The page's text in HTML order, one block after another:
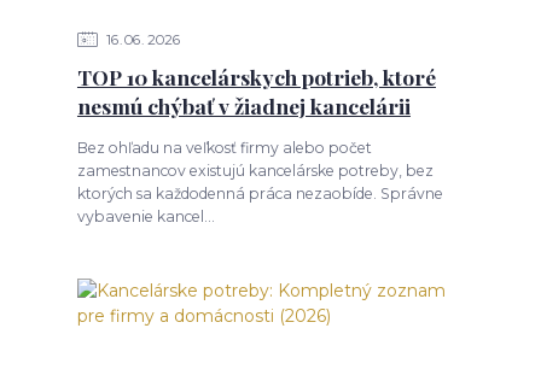
16 06 2026
TOP 10 kancelárskych potrieb, ktoré
nesmú chýbať v žiadnej kancelárii
Bez ohľadu na veľkosť firmy alebo počet
zamestnancov existujú kancelárske potreby, bez
ktorých sa každodenná práca nezaobíde. Správne
vybavenie kancel...